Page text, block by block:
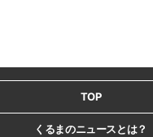
TOP
くるまのニュースとは？